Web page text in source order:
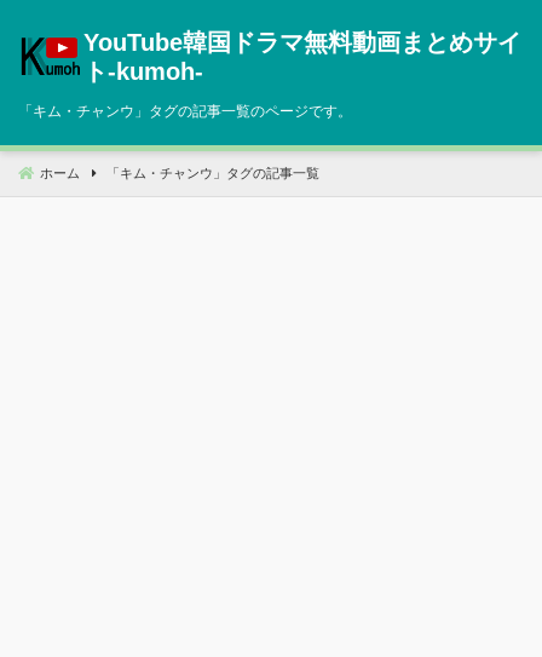
へ
動
YouTube韓国ドラマ無料動画まとめサイ
ト‐kumoh‐
「キム・チャンウ 」タグの記事一覧のページです。
ホーム 「 キム・チャンウ 」タグの記事一覧